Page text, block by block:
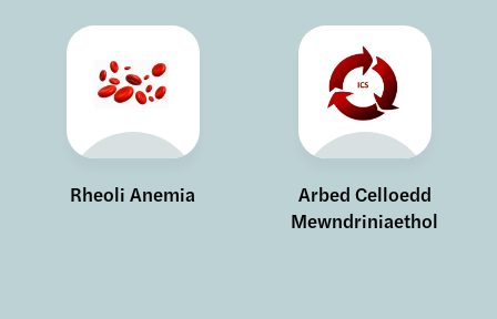
Rheoli Anemia
Arbed Celloedd
Mewndriniaethol